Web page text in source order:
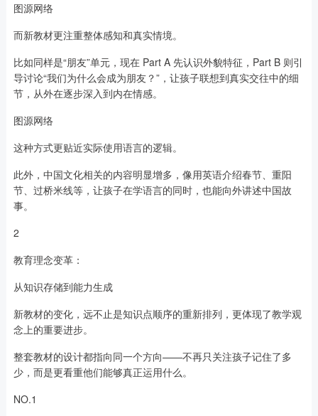
图源网络
而新教材更注重整体感知和真实情境。
比如同样是“朋友”单元，现在 Part A 先认识外貌特征，Part B 则引
导讨论“我们为什么会成为朋友？”，让孩子联想到真实交往中的细
节，从外在逐步深入到内在情感。
图源网络
这种方式更贴近实际使用语言的逻辑。
此外，中国文化相关的内容明显增多，像用英语介绍春节、重阳
节、过桥米线等，让孩子在学语言的同时，也能向外讲述中国故
事。
2
教育理念变革：
从知识存储到能力生成
新教材的变化，远不止是知识点顺序的重新排列，更体现了教学观
念上的重要进步。
整套教材的设计都指向同一个方向——不再只关注孩子记住了多
少，而是更看重他们能够真正运用什么。
NO.1